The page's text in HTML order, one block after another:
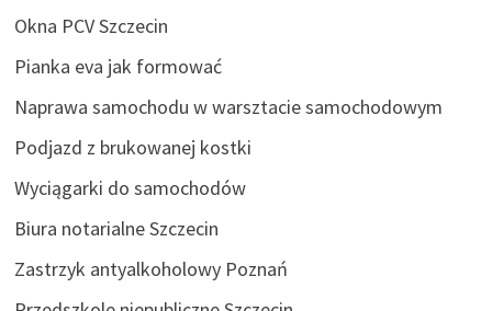
Okna PCV Szczecin
Pianka eva jak formować
Naprawa samochodu w warsztacie samochodowym
Podjazd z brukowanej kostki
Wyciągarki do samochodów
Biura notarialne Szczecin
Zastrzyk antyalkoholowy Poznań